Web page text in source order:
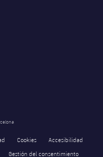
Cookies
Accesibilidad
Gestión del consentimiento